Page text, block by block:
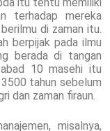
terhadap mereka
di zaman itu.
berpijak pada ilmu
berada di tangan
10 masehi itu
tahun sebelum
dan zaman firaun.
misalnya,